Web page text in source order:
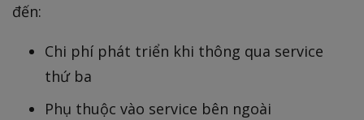
đến:
Chi phí phát triển khi thông qua service
thứ ba
Phụ thuộc vào service bên ngoài